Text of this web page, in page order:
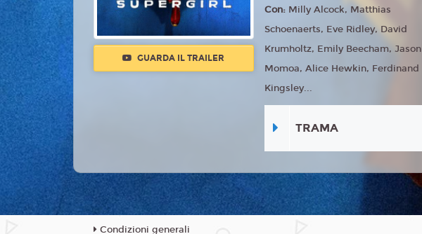
GUARDA IL TRAILER
Con: Milly Alcock, Matthias
Schoenaerts, Eve Ridley, David
Krumholtz, Emily Beecham, Jason
Momoa, Alice Hewkin, Ferdinand
Kingsley...
TRAMA
Condizioni generali